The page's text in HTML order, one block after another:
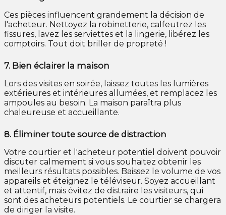
Ces pièces influencent grandement la décision de
l'acheteur. Nettoyez la robinetterie, calfeutrez les
fissures, lavez les serviettes et la lingerie, libérez les
comptoirs. Tout doit briller de propreté !
7. Bien éclairer la maison
Lors des visites en soirée, laissez toutes les lumières
extérieures et intérieures allumées, et remplacez les
ampoules au besoin. La maison paraîtra plus
chaleureuse et accueillante.
8. Éliminer toute source de distraction
Votre courtier et l'acheteur potentiel doivent pouvoir
discuter calmement si vous souhaitez obtenir les
meilleurs résultats possibles. Baissez le volume de vos
appareils et éteignez le téléviseur. Soyez accueillant
et attentif, mais évitez de distraire les visiteurs, qui
sont des acheteurs potentiels. Le courtier se chargera
de diriger la visite.